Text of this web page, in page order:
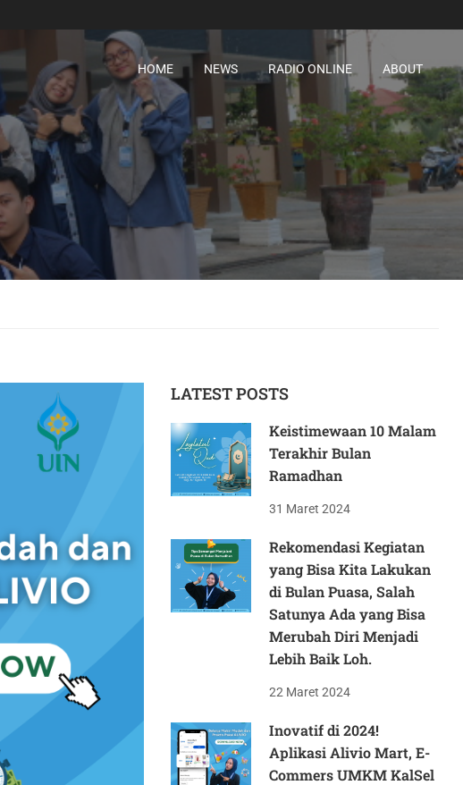
HOME NEWS RADIO ONLINE ABOUT
LATEST POSTS
Keistimewaan 10 Malam
Terakhir Bulan
Ramadhan
31 Maret 2024
Rekomendasi Kegiatan
yang Bisa Kita Lakukan
di Bulan Puasa, Salah
Satunya Ada yang Bisa
Merubah Diri Menjadi
Lebih Baik Loh.
22 Maret 2024
Inovatif di 2024!
Aplikasi Alivio Mart, E-
Commers UMKM KalSel